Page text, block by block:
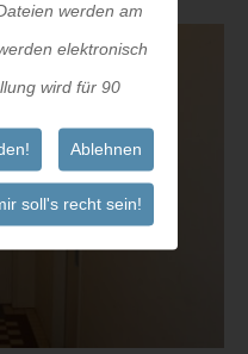
werden am
elektronisch
wird für 90
Ablehnen
soll's recht sein!